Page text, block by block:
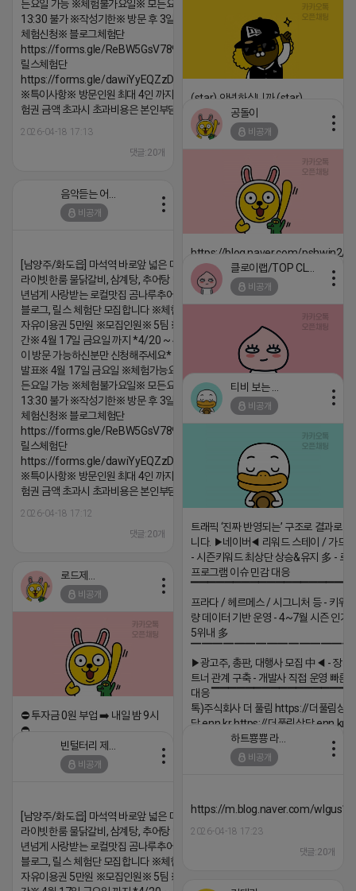
든요일 가능 ※체험불가요일※ 모든요일 12 ~
13:30 불가 ※작성기한※ 방문 후 3일 이내 ※
체험신청※ 블로그체험단
https://forms.gle/ReBW5GsV789ur2Pz6
릴스체험단
https://forms.gle/dawiYyEQZzDdqf8W8
※특이사항※ 방문인원 최대 4인 까지 가능 체
험권 금액 초과시 초과비용은 본인부담입니다.
2026-04-18 17:13
댓글:20개
(star) 안녕하십니까 (star)
2026-04-18 17:12
공돌이
비공개
https://blog.naver.com/pshwin2/
2026-04-18 17:12
비공개
[남양주/화도읍] 마석역 바로앞 넓은 매장과, 프
라이빗한룸 물닭갈비, 삼계탕, 추어탕 맛집 10
년넘게 사랑받는 로컬맛집 곰나루추어탕에서
블로그, 릴스 체험단 모집합니다 ※체험메뉴※
자유이용권 5만원 ※모집인원※ 5팀 ※모집기
간※ 4월 17일 금요일 까지 *4/20 ~ 4/26 사
이 방문 가능하신분만 신청해주세요* ※체험단
발표※ 4월 17일 금요일 ※체험가능요일※ 모
든요일 가능 ※체험불가요일※ 모든요일 12 ~
13:30 불가 ※작성기한※ 방문 후 3일 이내 ※
체험신청※ 블로그체험단
https://forms.gle/ReBW5GsV789ur2Pz6
릴스체험단
https://forms.gle/dawiYyEQZzDdqf8W8
※특이사항※ 방문인원 최대 4인 까지 가능 체
험권 금액 초과시 초과비용은 본인부담입니다.
2026-04-18 17:12
댓글:20개
비공개
2026-04-18 17:05
비공개
트래픽 ‘진짜 반영되는’ 구조로 결과로
니다. ▶네이버◀ 리워드 스테이 / 가드 /
- 시즌키워드 최상단 상승&유지 多 - 로
프로그램 이슈 민감 대응
▔▔▔▔▔▔▔▔▔▔▔▔▔▔▔▔▔▔ ▶
프라다 / 헤르메스 / 시그니처 등 - 키워
량 데이터 기반 운영 - 4~7월 시즌 인기
5위내 多
▶광고주, 총판, 대행사 모집 中◀ - 장기
트너 관계 구축 - 개발사 직접 운영 빠른
대응
톡)주식회사 더 풀림 https://더풀림상
담.enn.kr https://더풀림상담.enn.kr
2026-04-18 17:26
비공개
⛔️ 투자금 0원 부업 ➡️ 내일 밤 9시
⛔️
2026-04-18 17:23
하트뿅뿅 라이언
비공개
https://m.blog.naver.com/
2026-04-18 17:23
댓글:20개
비공개
[남양주/화도읍] 마석역 바로앞 넓은 매장과, 프
라이빗한룸 물닭갈비, 삼계탕, 추어탕 맛집 10
년넘게 사랑받는 로컬맛집 곰나루추어탕에서
블로그, 릴스 체험단 모집합니다 ※체험메뉴※
자유이용권 5만원 ※모집인원※ 5팀 ※모집기